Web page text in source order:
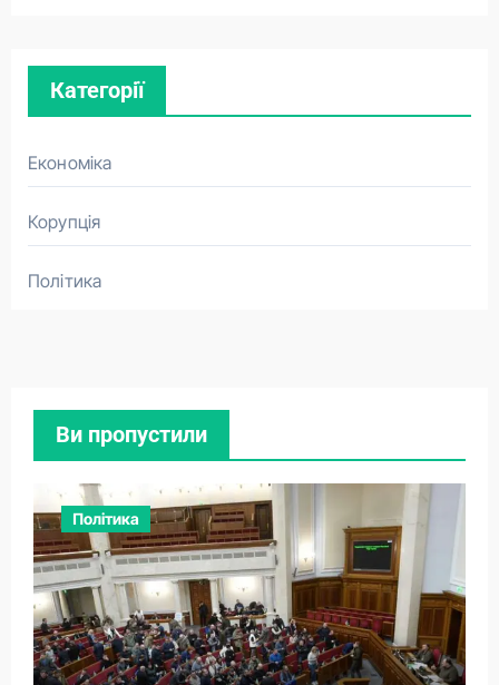
Категорії
Економіка
Корупція
Політика
Ви пропустили
Політика